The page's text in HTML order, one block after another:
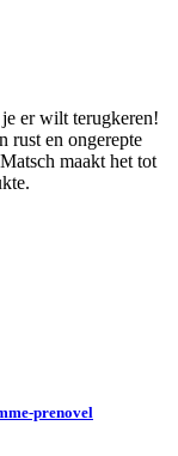
er wilt terugkeren!
rust en ongerepte
maakt het tot
prenovel